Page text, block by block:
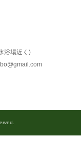
浴場近く)